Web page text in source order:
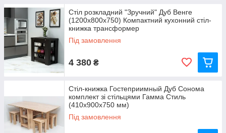
Стіл розкладний "Зручний" Дуб Венге
(1200x800x750) Компактний кухонний стіл-
книжка трансформер
Під замовлення
4 380 ₴
Стіл-книжка Гостеприимный Дуб Сонома
комплект зі стільцями Гамма Стиль
(410x900x750 мм)
Під замовлення